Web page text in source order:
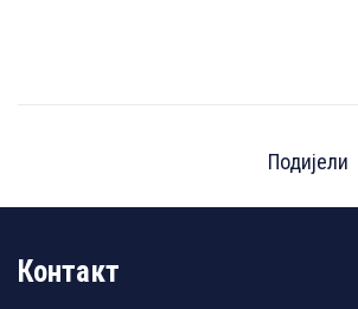
Подијели
Контакт